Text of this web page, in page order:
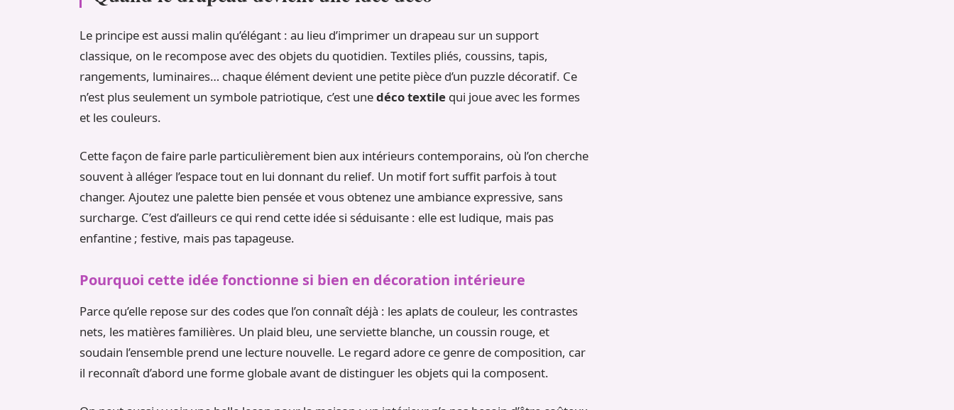
Le principe est aussi malin qu’élégant : au lieu d’imprimer un drapeau sur un support
classique, on le recompose avec des objets du quotidien. Textiles pliés, coussins, tapis,
rangements, luminaires… chaque élément devient une petite pièce d’un puzzle décoratif. Ce
n’est plus seulement un symbole patriotique, c’est unedéco textile qui joue avec les formes
et les couleurs.
Cette façon de faire parle particulièrement bien aux intérieurs contemporains, où l’on cherche
souvent à alléger l’espace tout en lui donnant du relief. Un motif fort suffit parfois à tout
changer. Ajoutez une palette bien pensée et vous obtenez une ambiance expressive, sans
surcharge. C’est d’ailleurs ce qui rend cette idée si séduisante : elle est ludique, mais pas
enfantine ; festive, mais pas tapageuse.
Pourquoi cette idée fonctionne si bien en décoration intérieure
Parce qu’elle repose sur des codes que l’on connaît déjà : les aplats de couleur, les contrastes
nets, les matières familières. Un plaid bleu, une serviette blanche, un coussin rouge, et
soudain l’ensemble prend une lecture nouvelle. Le regard adore ce genre de composition, car
il reconnaît d’abord une forme globale avant de distinguer les objets qui la composent.